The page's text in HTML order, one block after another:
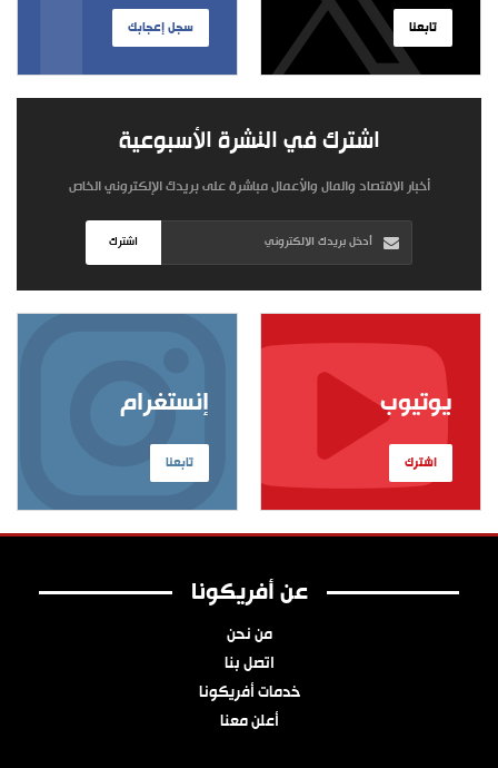
سجل إعجابك تابعنا
اشترك في النشرة الأسبوعية
أخبار الاقتصاد والمال والأعمال مباشرة على بريدك الإلكتروني الخاص
اشترك
إنستغرام
تابعنا
يوتيوب
اشترك
عن أفريكونا
من نحن
اتصل بنا
خدمات أفريكونا
أعلن معنا